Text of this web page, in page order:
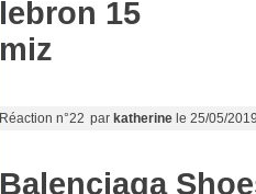
lebron 15
miz
Réaction n°22 par katherine le 25/05/
Balenciaga